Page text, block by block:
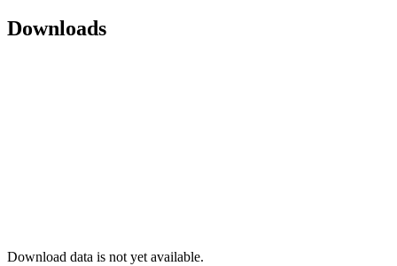
Downloads
Download data is not yet available.